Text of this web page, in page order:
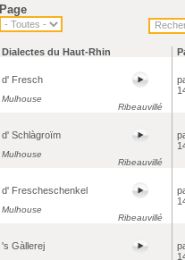
Page
Dialectes du Haut-Rhin
d' Fresch
Mulhouse
Ribeauvillé
d' Schlàgroïm
Mulhouse
Ribeauvillé
d' Frescheschenkel
Mulhouse
Ribeauvillé
's Gàllerej